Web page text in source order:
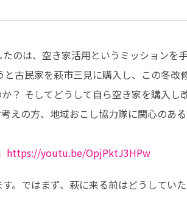
のは、空き家活用というミッションを
古民家を萩市三見に購入し、この冬改
？ そしてどうして自ら空き家を購入し
えの方、地域おこし協力隊に関心のあ
https://youtu.be/OpjPktJ3HPw
。ではまず、萩に来る前はどうしてい